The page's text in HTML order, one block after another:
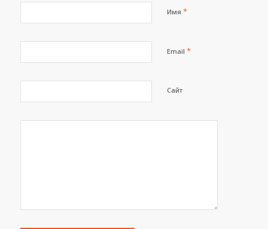
Имя *
Email *
Сайт